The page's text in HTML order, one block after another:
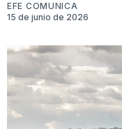
EFE COMUNICA
15 de junio de 2026